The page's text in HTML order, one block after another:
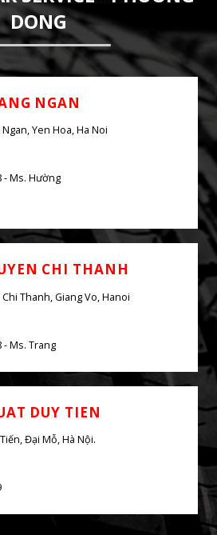
SERVICE - PHUONG
DONG
Ngan, Yen Hoa, Ha Noi
- Ms. Hường
- Ms. Trang